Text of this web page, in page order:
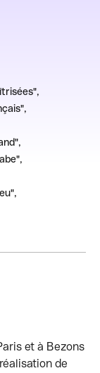
et à Bezons
de